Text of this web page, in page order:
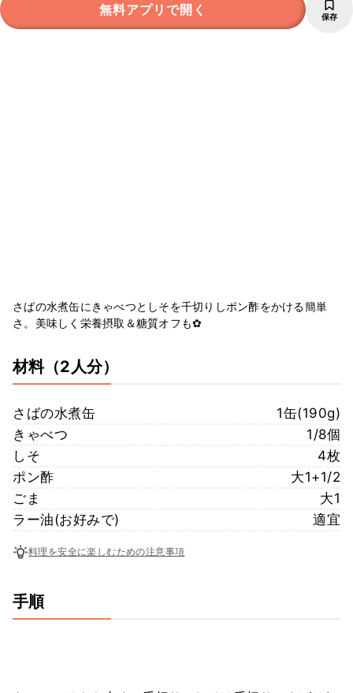
無料アプリで開く 保存
さばの水煮缶にきゃべつとしそを千切りしポン酢をかける簡単
さ。美味しく栄養摂取＆糖質オフも✿
材料（2人分）
さばの水煮缶
1缶(190g)
きゃべつ
1/8個
しそ
4枚
ポン酢
大1+1/2
ごま
大1
ラー油(お好みで)
適宜
料理を安全に楽しむための注意事項
手順